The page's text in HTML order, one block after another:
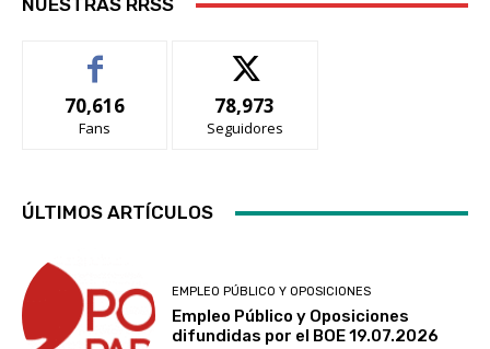
NUESTRAS RRSS
70,616
Fans
78,973
Seguidores
ÚLTIMOS ARTÍCULOS
EMPLEO PÚBLICO Y OPOSICIONES
Empleo Público y Oposiciones
difundidas por el BOE 19.07.2026